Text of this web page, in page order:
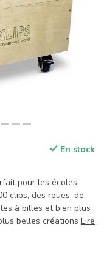
En stock
pour les écoles.
clips, des roues, de
à billes et bien plus
belles créations Lire